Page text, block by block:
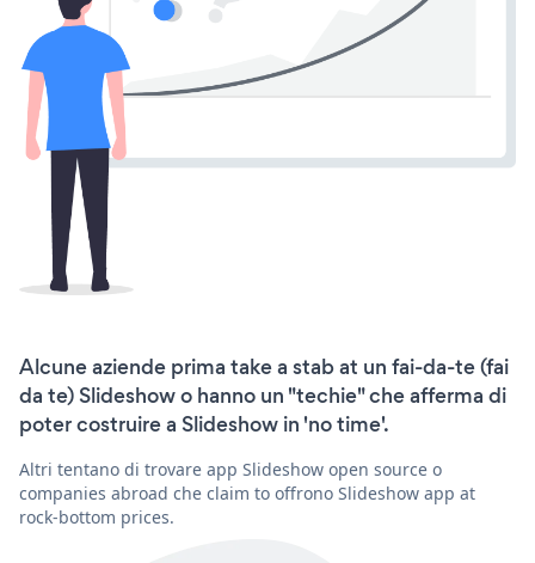
Alcune aziende prima take a stab at un fai-da-te (fai
da te) Slideshow o hanno un "techie" che afferma di
poter costruire a Slideshow in 'no time'.
Altri tentano di trovare app Slideshow open source o
companies abroad che claim to offrono Slideshow app at
rock-bottom prices.